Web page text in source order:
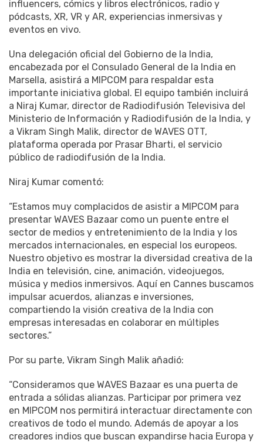
influencers, cómics y libros electrónicos, radio y
pódcasts, XR, VR y AR, experiencias inmersivas y
eventos en vivo.
Una delegación oficial del Gobierno de la India,
encabezada por el Consulado General de la India en
Marsella, asistirá a MIPCOM para respaldar esta
importante iniciativa global. El equipo también incluirá
a Niraj Kumar, director de Radiodifusión Televisiva del
Ministerio de Información y Radiodifusión de la India, y
a Vikram Singh Malik, director de WAVES OTT,
plataforma operada por Prasar Bharti, el servicio
público de radiodifusión de la India.
Niraj Kumar comentó:
“Estamos muy complacidos de asistir a MIPCOM para
presentar WAVES Bazaar como un puente entre el
sector de medios y entretenimiento de la India y los
mercados internacionales, en especial los europeos.
Nuestro objetivo es mostrar la diversidad creativa de la
India en televisión, cine, animación, videojuegos,
música y medios inmersivos. Aquí en Cannes buscamos
impulsar acuerdos, alianzas e inversiones,
compartiendo la visión creativa de la India con
empresas interesadas en colaborar en múltiples
sectores.”
Por su parte, Vikram Singh Malik añadió:
“Consideramos que WAVES Bazaar es una puerta de
entrada a sólidas alianzas. Participar por primera vez
en MIPCOM nos permitirá interactuar directamente con
creativos de todo el mundo. Además de apoyar a los
creadores indios que buscan expandirse hacia Europa y